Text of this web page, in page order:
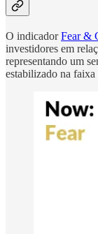
O indicadorFear &
investidores em
representando um
estabilizado na